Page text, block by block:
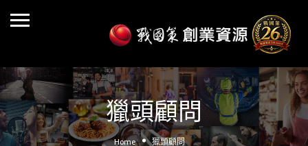
獵頭顧問
Home 獵頭顧問